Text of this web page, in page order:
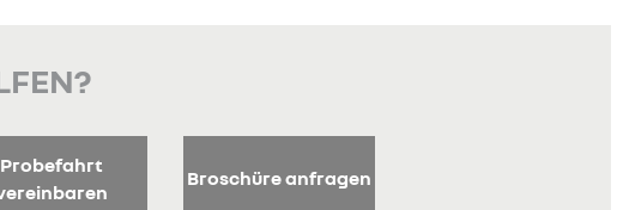
Probefahrt
Broschüre anfragen